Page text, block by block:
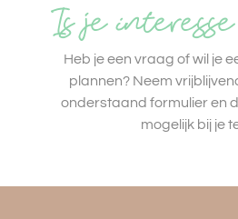
Is je
Heb je een vraag of wil je
plannen? Neem
onderstaand formulier en
mogelijk bij je